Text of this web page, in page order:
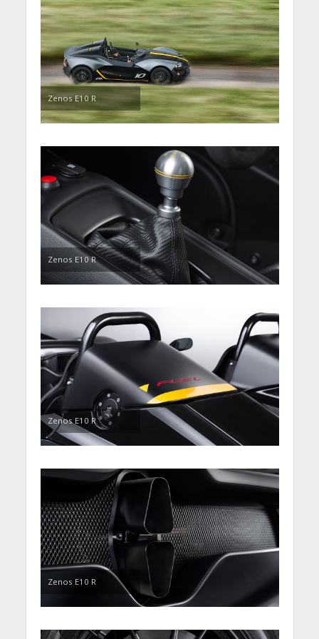
Zenos E10 R
Zenos E10 R
Zenos E10 R
Zenos E10 R